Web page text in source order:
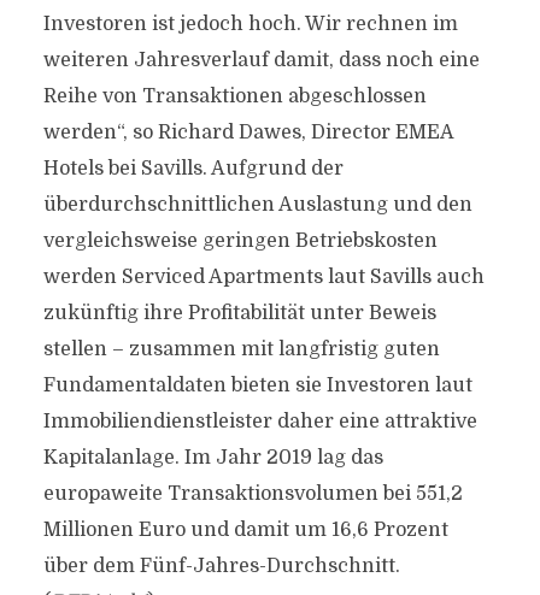
Investoren ist jedoch hoch. Wir rechnen im
weiteren Jahresverlauf damit, dass noch eine
Reihe von Transaktionen abgeschlossen
werden“, so Richard Dawes, Director EMEA
Hotels bei Savills. Aufgrund der
überdurchschnittlichen Auslastung und den
vergleichsweise geringen Betriebskosten
werden Serviced Apartments laut Savills auch
zukünftig ihre Profitabilität unter Beweis
stellen – zusammen mit langfristig guten
Fundamentaldaten bieten sie Investoren laut
Immobiliendienstleister daher eine attraktive
Kapitalanlage. Im Jahr 2019 lag das
europaweite Transaktionsvolumen bei 551,2
Millionen Euro und damit um 16,6 Prozent
über dem Fünf-Jahres-Durchschnitt.